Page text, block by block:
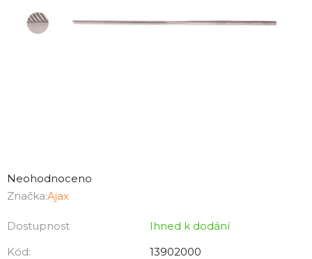
hodnocení
produktu
0,0
z
Neohodnoceno
Značka:Ajax
Dostupnost
Ihned k dodání
Kód:
13902000